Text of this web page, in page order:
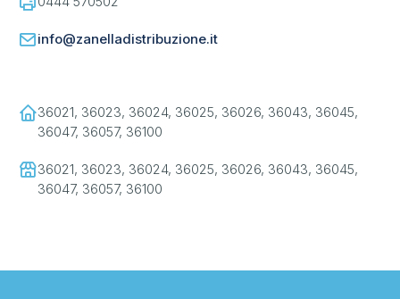
info@zanelladistribuzione.it
36021, 36023, 36024, 36025, 36026, 36043, 36045,
36047, 36057, 36100
36021, 36023, 36024, 36025, 36026, 36043, 36045,
36047, 36057, 36100